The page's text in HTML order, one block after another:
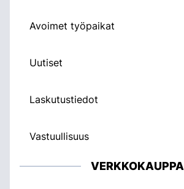
Avoimet työpaikat
Uutiset
Laskutustiedot
Vastuullisuus
VERKKOKAUPPA